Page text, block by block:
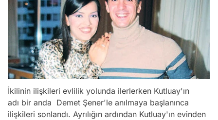
İkilinin ilişkileri evlilik yolunda ilerlerken Kutluay'ın
adı bir anda Demet Şener'le anılmaya başlanınca
ilişkileri sonlandı. Ayrılığın ardından Kutluay'ın evinden